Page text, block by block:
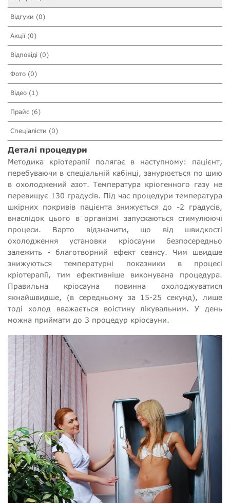
Відгуки (0)
Акції (0)
Відповіді (0)
Фото (0)
Відео (1)
Прайс (6)
Спеціалісти (0)
Деталі процедури
Методика кріотерапії полягає в наступному: пацієнт,
перебуваючи в спеціальній кабінці, занурюється по шию
в охолоджений азот. Температура кріогенного газу не
перевищує 130 градусів. Під час процедури температура
шкірних покривів пацієнта знижується до -2 градусів,
внаслідок цього в організмі запускаються стимулюючі
процеси. Варто відзначити, що від швидкості
охолодження установки кріосауни безпосередньо
залежить - благотворний ефект сеансу. Чим швидше
знижуються температурні показники в процесі
кріотерапії, тим ефективніше виконувана процедура.
Правильна кріосауна повинна охолоджуватися
якнайшвидше, (в середньому за 15-25 секунд), лише
тоді холод вважається воістину лікувальним. У день
можна приймати до 3 процедур кріосауни.